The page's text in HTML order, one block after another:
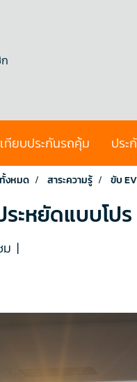
เทียบประกันรถคุ้ม ประ
งหมด สาระความรู้ ขับ
ระหยัดแบบโ
ม |